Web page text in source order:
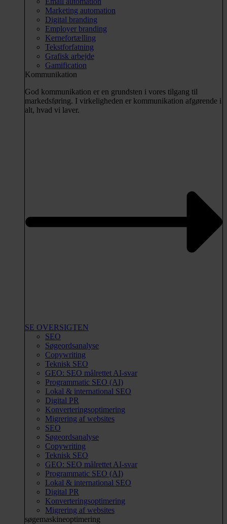
Marketing automation
Digital branding
Employer branding
Kernefortælling
Tekstforfatning
Grafisk arbejde
Gamification
Kommunikation
God kommunikation er en grundsten i vores tilgang til
markedsføring. I virkeligheden er kommunikation afgørende i
alt, hvad vi laver.
SE OVERSIGTEN
SEO
Søgeordsanalyse
Copywriting
Teknisk SEO
GEO: SEO målrettet AI-svar
Programmatic SEO (AI)
Lokal & international SEO
Digital PR
Konverteringsoptimering
Migrering af websites
SEO
Søgeordsanalyse
Copywriting
Teknisk SEO
GEO: SEO målrettet AI-svar
Programmatic SEO (AI)
Lokal & international SEO
Digital PR
Konverteringsoptimering
Migrering af websites
søgemaskineoptimering